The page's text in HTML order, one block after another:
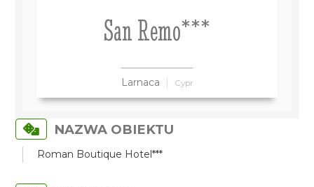
San Remo***
Larnaca Cypr
NAZWA OBIEKTU
Roman Boutique Hotel***